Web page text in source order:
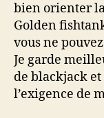
bien orienter
Golden
vous ne
Je garde
de blackjack
l’exigence de